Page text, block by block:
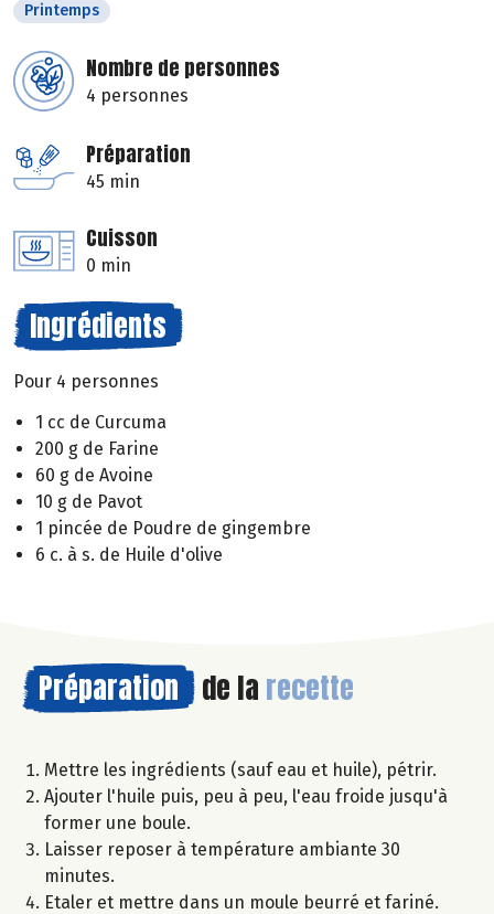
Printemps
Nombre de personnes
4 personnes
Préparation
45 min
Cuisson
0 min
Ingrédients
Pour 4 personnes
1 cc de Curcuma
200 g de Farine
60 g de Avoine
10 g de Pavot
1 pincée de Poudre de gingembre
6 c. à s. de Huile d'olive
Préparation de la recette
Mettre les ingrédients (sauf eau et huile), pétrir.
Ajouter l'huile puis, peu à peu, l'eau froide jusqu'à
former une boule.
Laisser reposer à température ambiante 30
minutes.
Etaler et mettre dans un moule beurré et fariné.